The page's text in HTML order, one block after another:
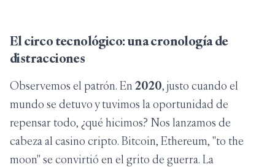
El circo tecnológico: una cronología de
distracciones
Observemos el patrón. En 2020, justo cuando el
mundo se detuvo y tuvimos la oportunidad de
repensar todo, ¿qué hicimos? Nos lanzamos de
cabeza al casino cripto. Bitcoin, Ethereum, "to the
moon" se convirtió en el grito de guerra. La